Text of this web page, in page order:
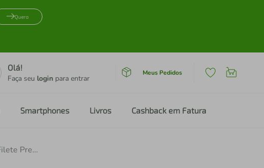
Quero
Olá!
Faça seu login para entrar
Meus Pedidos
Smartphones Livros Cashback em Fatura
Quadro Frase Hermione It's LeviOsa 60x43 Filete Preto